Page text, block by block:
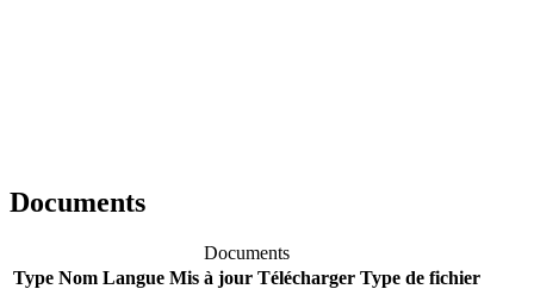
Documents
Documents
Type Nom Langue Mis à jour Télécharger Type de fichier